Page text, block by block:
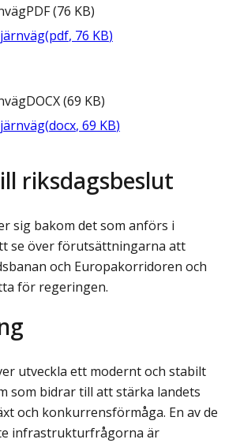
PDF(76 KB)
(pdf, 76 KB)
DOCX(69 KB)
(docx, 69 KB)
riksdagsbeslut
sig bakom det som anförs i
se över förutsättningarna att
och Europakorridoren och
för regeringen.
utveckla ett modernt och stabilt
som bidrar till att stärka landets
och konkurrensförmåga. En av de
infrastrukturfrågorna är